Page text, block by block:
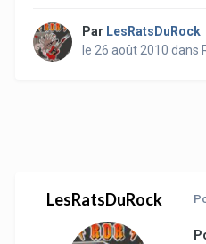
Par LesRatsDuRock
le 26 août 2010 dans
LesRatsDuRock